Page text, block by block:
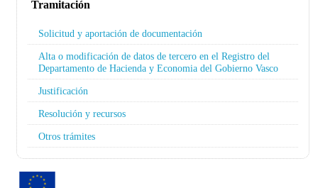
Tramitación
Solicitud y aportación de documentación
Alta o modificación de datos de tercero en el Registro del
Departamento de Hacienda y Economia del Gobierno Vasco
Justificación
Resolución y recursos
Otros trámites